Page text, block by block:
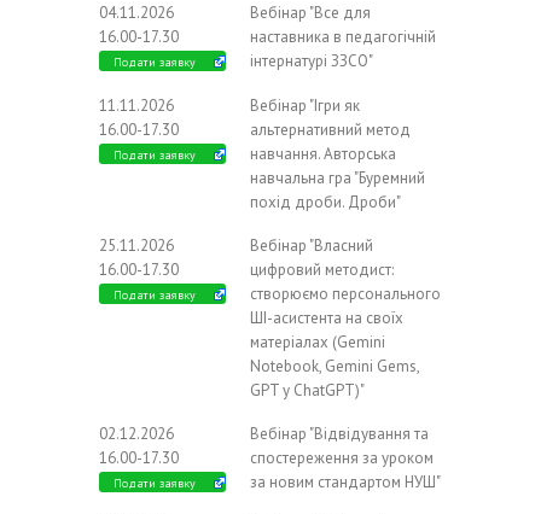
04.11.2026
16.00-17.30
Подати заявку
Вебінар "Все для
наставника в педагогічній
інтернатурі ЗЗСО"
11.11.2026
16.00-17.30
Подати заявку
Вебінар "Ігри як
альтернативний метод
навчання. Авторська
навчальна гра "Буремний
похід дроби. Дроби"
25.11.2026
16.00-17.30
Подати заявку
Вебінар "Власний
цифровий методист:
створюємо персонального
ШІ-асистента на своїх
матеріалах (Gemini
Notebook, Gemini Gems,
GPT у ChatGPT)"
02.12.2026
16.00-17.30
Подати заявку
Вебінар "Відвідування та
спостереження за уроком
за новим стандартом НУШ"